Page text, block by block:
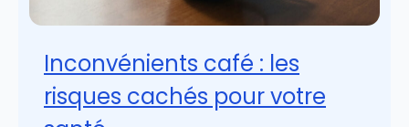
Inconvénients café : les
risques cachés pour votre